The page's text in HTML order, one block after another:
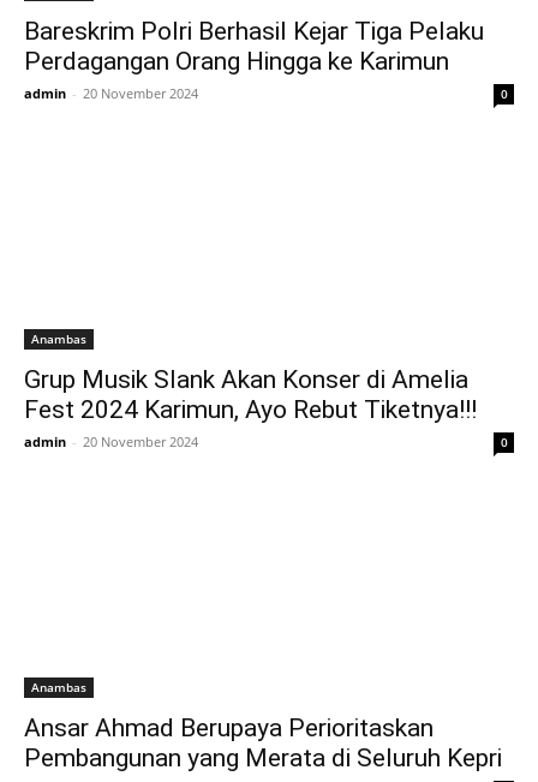
Bareskrim Polri Berhasil Kejar Tiga Pelaku
Perdagangan Orang Hingga ke Karimun
admin - 20 November 2024 0
Anambas
Grup Musik Slank Akan Konser di Amelia
Fest 2024 Karimun, Ayo Rebut Tiketnya!!!
admin - 20 November 2024 0
Anambas
Ansar Ahmad Berupaya Perioritaskan
Pembangunan yang Merata di Seluruh Kepri